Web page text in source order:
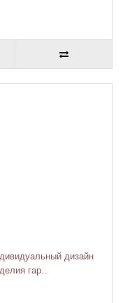
дизайн
гар..